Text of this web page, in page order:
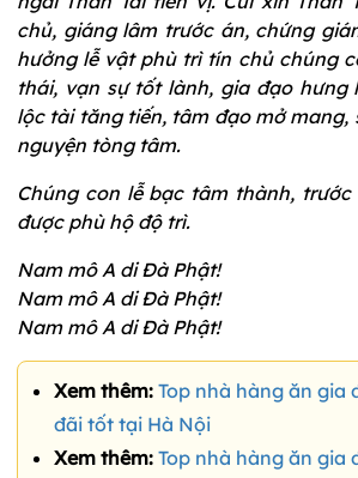
chủ, giáng lâm trước án, chứng
hưởng lễ vật phù trì tín chủ chúng
thái, vạn sự tốt lành, gia đạo hưng
lộc tài tăng tiến, tâm đạo mở mang,
nguyện tòng tâm.
Chúng con lễ bạc tâm thành,
được phù hộ độ trì.
Nam mô A di Đà Phật!
Nam mô A di Đà Phật!
Nam mô A di Đà Phật!
Xem thêm: Top nhà hàng ăn gia
đãi tốt tại Hà Nội
Xem thêm: Top nhà hàng ăn gia